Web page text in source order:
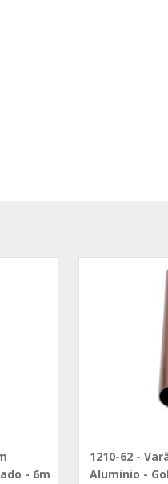
- 6m
1210-62 -
Aluminio -